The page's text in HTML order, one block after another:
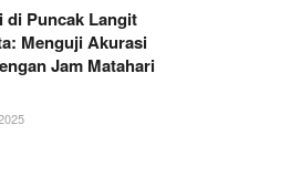
di Puncak Langit
Menguji Akurasi
Jam Matahari